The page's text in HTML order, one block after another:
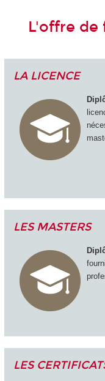
L'offre de
LA LICENCE
LES MASTERS
LES